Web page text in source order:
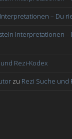
– Du
Interpretationen –
Rezi-Kodex
zu Rezi Suche und